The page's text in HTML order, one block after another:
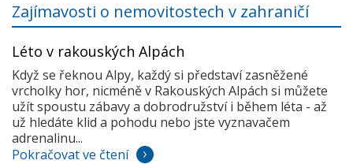
Zajímavosti o nemovitostech v zahraničí
Léto v rakouských Alpách
Když se řeknou Alpy, každý si představí zasněžené
vrcholky hor, nicméně v Rakouských Alpách si můžete
užít spoustu zábavy a dobrodružství i během léta - až
už hledáte klid a pohodu nebo jste vyznavačem
adrenalinu...
Pokračovat ve čtení